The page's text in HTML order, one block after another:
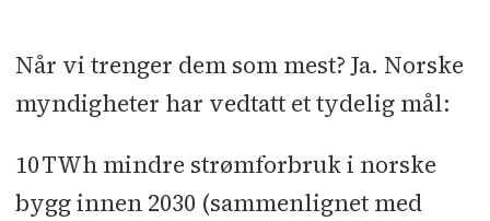
Når vi trenger dem som mest? Ja. Norske
myndigheter har vedtatt et tydelig mål:
10 TWh mindre strømforbruk i norske
bygg innen 2030 (sammenlignet med